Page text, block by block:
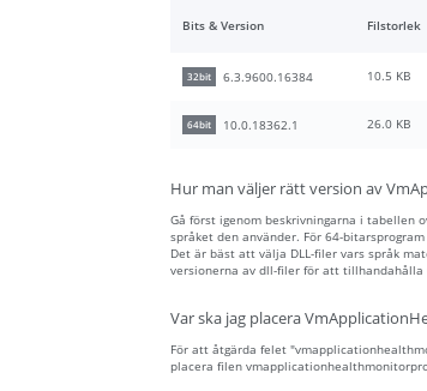
Bits & Version Filstorlek
32bit 6.3.9600.16384 10.5 KB
64bit 10.0.18362.1 26.0 KB
Hur man väljer rätt version av
Gå först igenom beskrivningarna i tabellen
språket den använder. För 64-
Det är bäst att välja DLL-filer vars språk
versionerna av dll-filer för att
Var ska jag placera
För att åtgärda felet
placera filen